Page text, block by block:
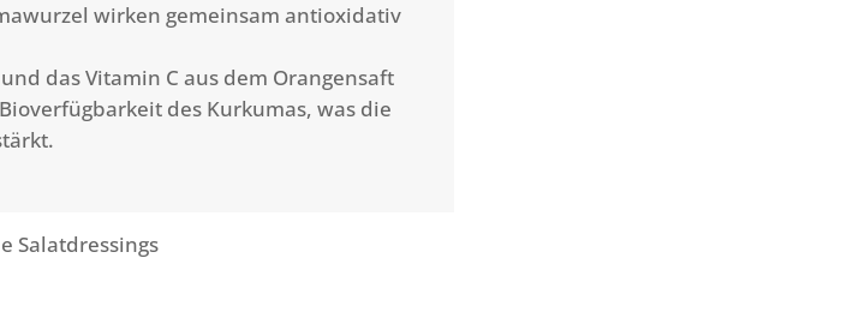
wirken gemeinsam antioxidativ
das Vitamin C aus dem Orangensaft
des Kurkumas, was die